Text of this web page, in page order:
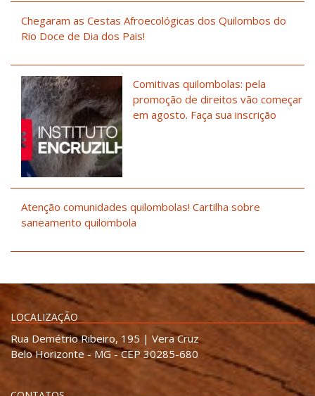
Chegaram as Cestas Afroecológicas dos Quilombos do
Rio Doce de Dia dos Pais!
Comitivas quilombolas: pela
promoção de direitos vão começar
em agosto. Faça sua inscrição
Atenção comunidades quilombolas! Cartilha sobre
saneamento quilombola
LOCALIZAÇÃO
Rua Demétrio Ribeiro, 195 | Vera Cruz
Belo Horizonte - MG - CEP 30285-680